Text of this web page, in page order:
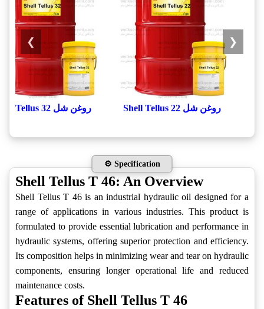
روغن شل Shell Tellus 22 روغن شل Shell Tellus 32
❮
❯
⚙️ Specification
Shell Tellus T 46: An Overview
Shell Tellus T 46 is an industrial hydraulic oil designed for a
range of applications in various industries. This product is
formulated to provide essential lubrication and performance in
hydraulic systems, offering superior protection and efficiency.
Its composition helps in minimizing wear and tear on hydraulic
components, ensuring longer operational life and reduced
maintenance costs.
Features of Shell Tellus T 46